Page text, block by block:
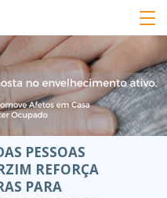
PESSOAS
REFORÇA
PARA